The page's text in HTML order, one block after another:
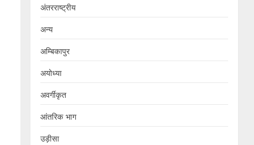
अंतरराष्ट्रीय
अन्य
अम्बिकापुर
अयोध्या
अवर्गीकृत
आंतरिक भाग
उड़ीसा